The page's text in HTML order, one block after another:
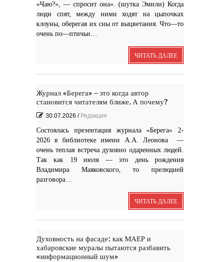
«Чаю?», — спросит она». (шутка Эмили) Когда
люди спят, между ними ходят на цыпочках
клоуны, оберегая их сны от выцветания. Что—то
очень по—птичьи…
ЧИТАТЬ ДАЛЕЕ
Журнал «Берега» – это когда автор
становится читателям ближе. А почему?
30.07.2026 / Редакция
Состоялась презентация журнала «Берега» 2-
2026 в библиотеке имени А.А. Леонова —
очень теплая встреча духовно одаренных людей.
Так как 19 июля — это день рождения
Владимира Маяковского, то прелюдией
разговора…
ЧИТАТЬ ДАЛЕЕ
Духовность на фасаде: как МАЕР и
хабаровские муралы пытаются разбавить
«информационный шум»